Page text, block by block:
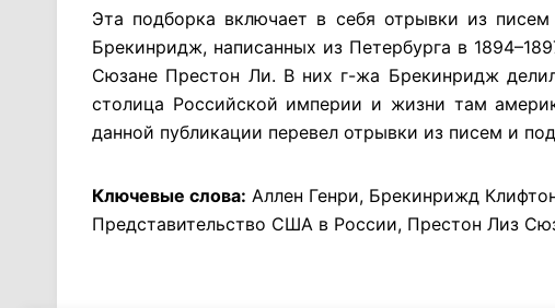
Эта подборка включает в себя отрывки из
Брекинридж, написанных из Петербурга в
Сюзане Престон Ли. В них г-жа Брекинридж
столица Российской империи и жизни там
данной публикации перевел отрывки из писем и
Ключевые слова: Аллен Генри, Брекинрижд
Представительство США в России, Престон Лиз